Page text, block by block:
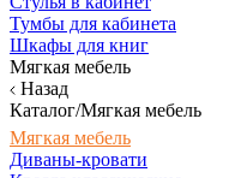
Тумбы для кабинета
Шкафы для книг
Мягкая мебель
Назад
Каталог/Мягкая мебель
Мягкая мебель
Диваны-кровати